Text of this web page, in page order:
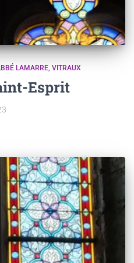
LAMARRE VITRAUX
Esprit